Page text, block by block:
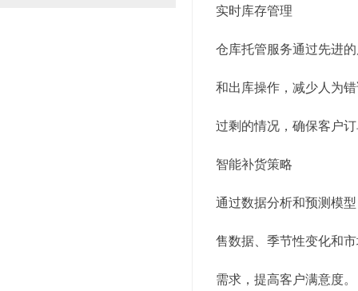
实时库存管理
仓库托管服务通过先进
和出库操作，减少人为
过剩的情况，确保客户
智能补货策略
通过数据分析和预测模
售数据、季节性变化和
需求，提高客户满意度。